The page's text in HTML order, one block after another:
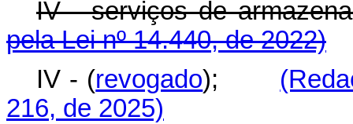
IV - serviços de
pela Lei nº 14.440, de 2022)
IV - (revogado);
216, de 2025)